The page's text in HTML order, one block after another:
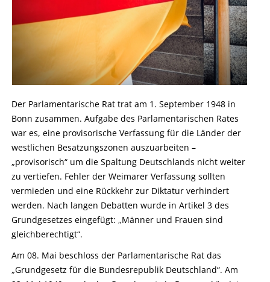
Der Parlamentarische Rat trat am 1. September 1948 in
Bonn zusammen. Aufgabe des Parlamentarischen Rates
war es, eine provisorische Verfassung für die Länder der
westlichen Besatzungszonen auszuarbeiten –
„provisorisch“ um die Spaltung Deutschlands nicht weiter
zu vertiefen. Fehler der Weimarer Verfassung sollten
vermieden und eine Rückkehr zur Diktatur verhindert
werden. Nach langen Debatten wurde in Artikel 3 des
Grundgesetzes eingefügt: „Männer und Frauen sind
gleichberechtigt“.
Am 08. Mai beschloss der Parlamentarische Rat das
„Grundgesetz für die Bundesrepublik Deutschland“. Am